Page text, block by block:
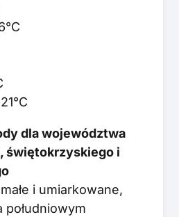
dla województwa
świętokrzyskiego i
i umiarkowane,